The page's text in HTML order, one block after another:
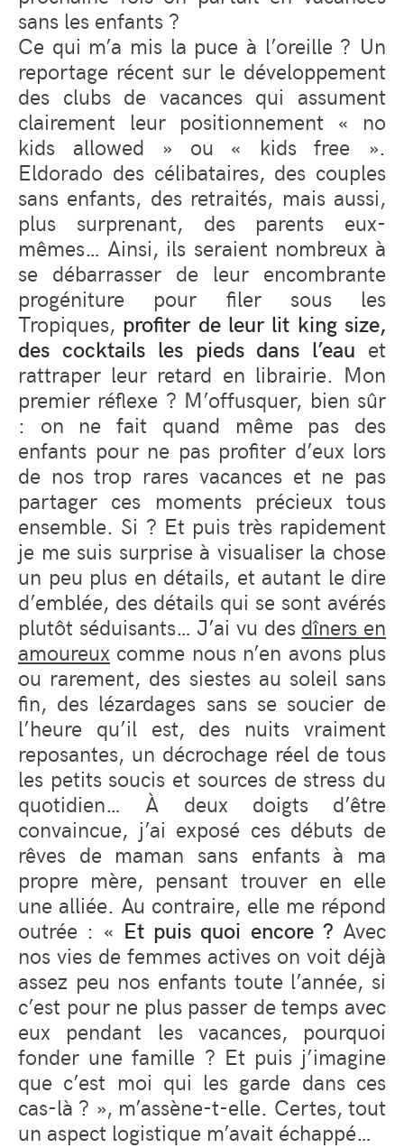
sans les enfants ?
Ce qui m’a mis la puce à l’oreille ? Un
reportage récent sur le développement
des clubs de vacances qui assument
clairement leur positionnement « no
kids allowed » ou « kids free ».
Eldorado des célibataires, des couples
sans enfants, des retraités, mais aussi,
plus surprenant, des parents eux-
mêmes… Ainsi, ils seraient nombreux à
se débarrasser de leur encombrante
progéniture pour filer sous les
Tropiques, profiter de leur lit king size,
des cocktails les pieds dans l’eau et
rattraper leur retard en librairie. Mon
premier réflexe ? M’offusquer, bien sûr
: on ne fait quand même pas des
enfants pour ne pas profiter d’eux lors
de nos trop rares vacances et ne pas
partager ces moments précieux tous
ensemble. Si ? Et puis très rapidement
je me suis surprise à visualiser la chose
un peu plus en détails, et autant le dire
d’emblée, des détails qui se sont avérés
plutôt séduisants… J’ai vu des dîners en
amoureux comme nous n’en avons plus
ou rarement, des siestes au soleil sans
fin, des lézardages sans se soucier de
l’heure qu’il est, des nuits vraiment
reposantes, un décrochage réel de tous
les petits soucis et sources de stress du
quotidien… À deux doigts d’être
convaincue, j’ai exposé ces débuts de
rêves de maman sans enfants à ma
propre mère, pensant trouver en elle
une alliée. Au contraire, elle me répond
outrée : « Et puis quoi encore ? Avec
nos vies de femmes actives on voit déjà
assez peu nos enfants toute l’année, si
c’est pour ne plus passer de temps avec
eux pendant les vacances, pourquoi
fonder une famille ? Et puis j’imagine
que c’est moi qui les garde dans ces
cas-là ? », m’assène-t-elle. Certes, tout
un aspect logistique m’avait échappé…